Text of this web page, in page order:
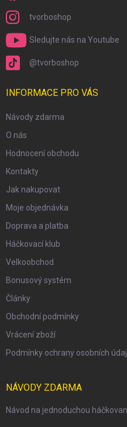
tvorboshop
Sledujte nás na Youtube
@tvorboshop
INFORMACE PRO VÁS
Návody zdarma
O nás
Hodnocení obchodu
Kontakty
Jak nakupovat
Moje objednávka
Doprava a platba
Háčkovací klub
Velkoobchod
Bonusový systém
Články
Obchodní podmínky
Vrácení zboží
Podmínky ochrany osobních
NÁVODY ZDARMA
Návod na jednoduchou